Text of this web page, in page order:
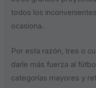
todos los
ocasiona.
Por esta razón, tres o
darle más fuerza al
categorías mayores y